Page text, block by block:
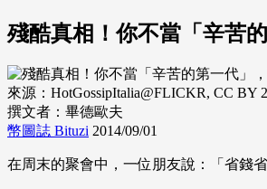
殘酷真相！你不當「辛苦
來源：HotGossipItalia@FLICKR, CC BY
撰文者：畢德歐夫
幣圖誌 Bituzi 2014/09/01
在周末的聚會中，一位朋友說：「省錢